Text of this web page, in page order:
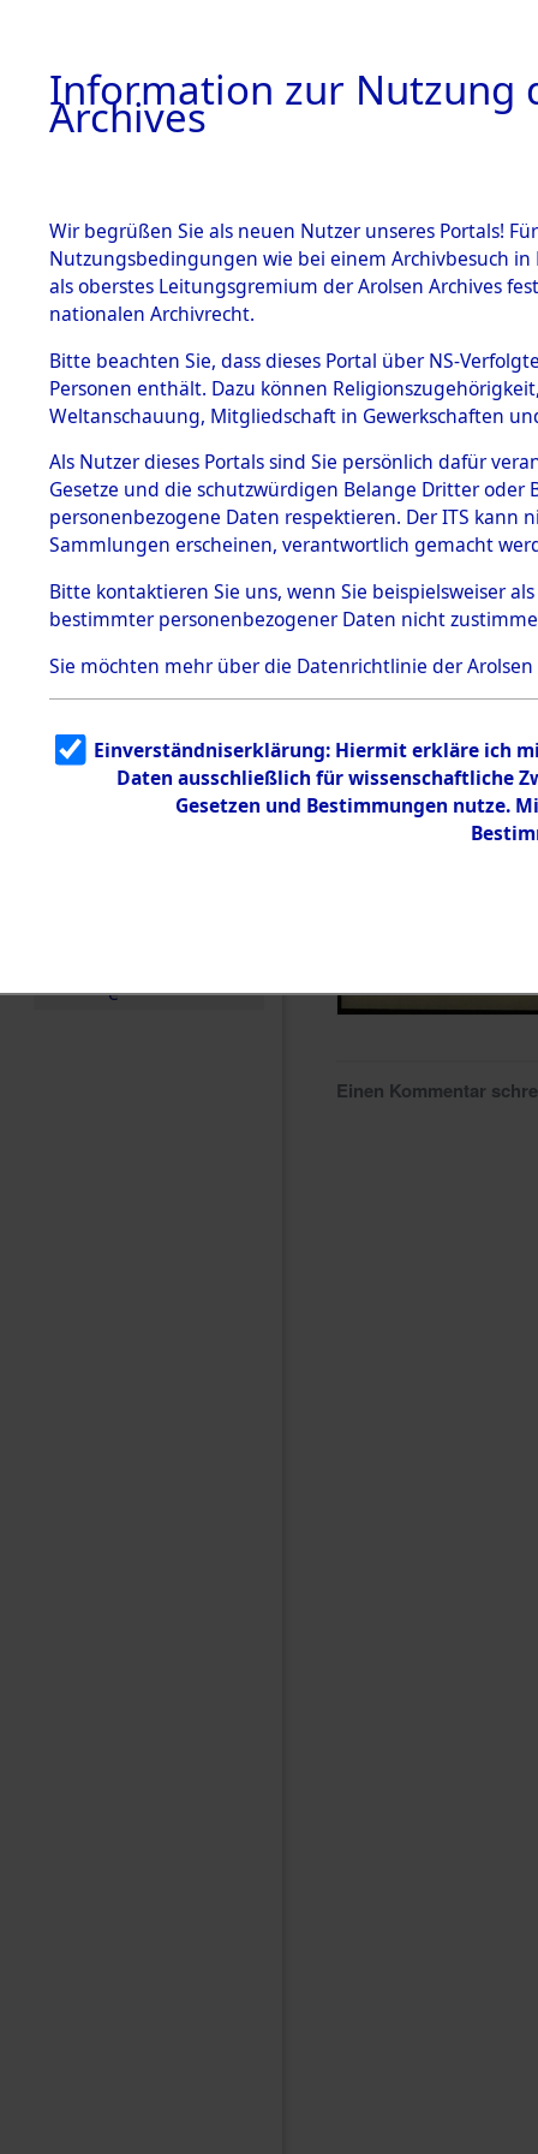
BESTÄNDE
1.
mente
5. Verschiedenes
5.3
Todesmärsche
5.3.1 Alliierte
Erhebungen
zu
Todesmärsch
en
5.3.2
g
5.3.3
Todesmärsch
e
Bayern→
Einen Kommentar
Information zur Nutzung
Archives
Wir begrüßen Sie als neuen Nutzer unseres Portals!
Nutzungsbedingungen wie bei einem Archivbesuch
als oberstes Leitungsgremium der Arolsen Archives
nationalen Archivrecht.
Bitte beachten Sie, dass dieses Portal über NS-
Personen enthält. Dazu können
Weltanschauung, Mitgliedschaft in Gewerkschaften
Als Nutzer dieses Portals sind Sie persönlich dafür
Gesetze und die schutzwürdigen Belange Dritter
personenbezogene Daten respektieren. Der ITS
Sammlungen erscheinen, verantwortlich gemacht
Bitte kontaktieren Sie uns, wenn Sie beispielsweiser
bestimmter personenbezogener Daten nicht
Sie möchten mehr über die Datenrichtlinie der Arolsen
Einverständniserklärung: Hiermit erkläre ich
Daten ausschließlich für wissenschaftliche
Gesetzen und Bestimmungen nutze.